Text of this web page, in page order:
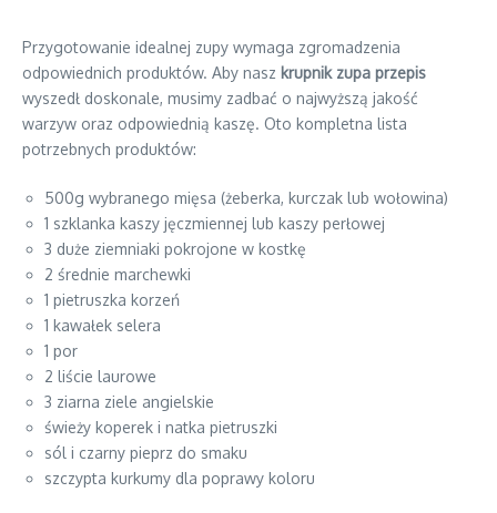
Przygotowanie idealnej zupy wymaga zgromadzenia
odpowiednich produktów. Aby nasz krupnik zupa przepis
wyszedł doskonale, musimy zadbać o najwyższą jakość
warzyw oraz odpowiednią kaszę. Oto kompletna lista
potrzebnych produktów:
500g wybranego mięsa (żeberka, kurczak lub wołowina)
1 szklanka kaszy jęczmiennej lub kaszy perłowej
3 duże ziemniaki pokrojone w kostkę
2 średnie marchewki
1 pietruszka korzeń
1 kawałek selera
1 por
2 liście laurowe
3 ziarna ziele angielskie
świeży koperek i natka pietruszki
sól i czarny pieprz do smaku
szczypta kurkumy dla poprawy koloru